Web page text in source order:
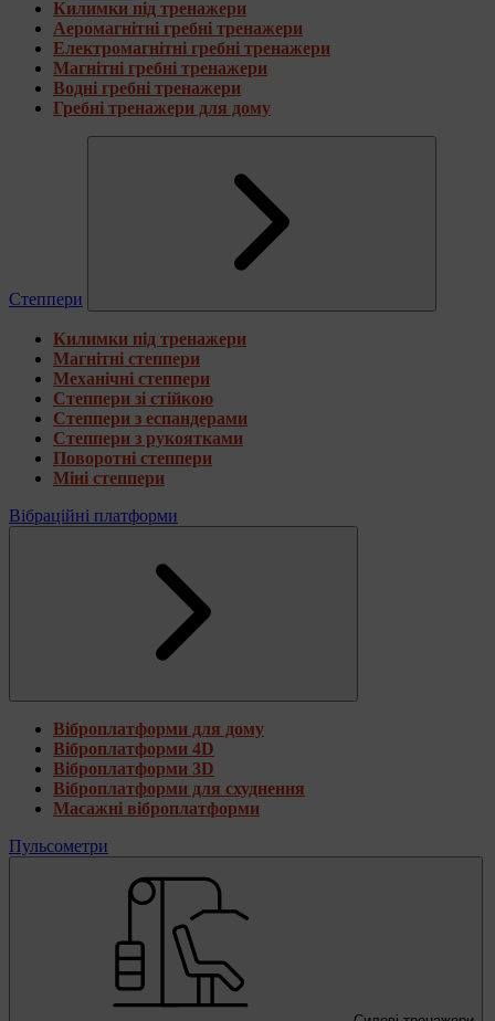
Килимки під тренажери
Аеромагнітні гребні тренажери
Електромагнітні гребні тренажери
Магнітні гребні тренажери
Водні гребні тренажери
Гребні тренажери для дому
Степпери
Килимки під тренажери
Магнітні степпери
Механічні степпери
Степпери зі стійкою
Степпери з еспандерами
Степпери з рукоятками
Поворотні степпери
Міні степпери
Вібраційні платформи
Віброплатформи для дому
Віброплатформи 4D
Віброплатформи 3D
Віброплатформи для схуднення
Масажні віброплатформи
Пульсометри